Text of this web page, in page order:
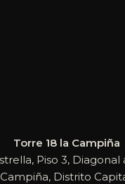
Torre 18 la Campiña
Piso 3, Diagonal
Campiña, Distrito